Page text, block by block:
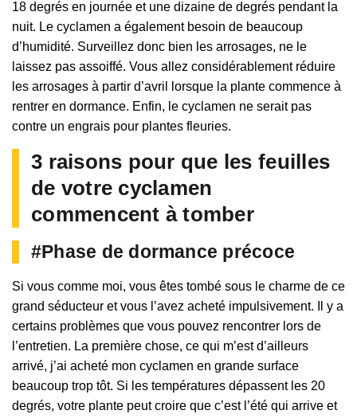
18 degrés en journée et une dizaine de degrés pendant la
nuit. Le cyclamen a également besoin de beaucoup
d’humidité. Surveillez donc bien les arrosages, ne le
laissez pas assoiffé. Vous allez considérablement réduire
les arrosages à partir d’avril lorsque la plante commence à
rentrer en dormance. Enfin, le cyclamen ne serait pas
contre un engrais pour plantes fleuries.
3 raisons pour que les feuilles
de votre cyclamen
commencent à tomber
#Phase de dormance précoce
Si vous comme moi, vous êtes tombé sous le charme de ce
grand séducteur et vous l’avez acheté impulsivement. Il y a
certains problèmes que vous pouvez rencontrer lors de
l’entretien. La première chose, ce qui m’est d’ailleurs
arrivé, j’ai acheté mon cyclamen en grande surface
beaucoup trop tôt. Si les températures dépassent les 20
degrés, votre plante peut croire que c’est l’été qui arrive et